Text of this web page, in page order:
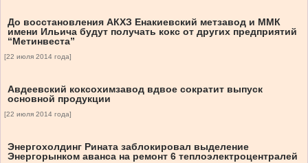
До восстановления АКХЗ Енакиевский метзавод и ММК
имени Ильича будут получать кокс от других предприятий
“Метинвеста”
[22 июля 2014 года]
Авдеевский коксохимзавод вдвое сократит выпуск
основной продукции
[22 июля 2014 года]
Энергохолдинг Рината заблокировал выделение
Энергорынком аванса на ремонт 6 теплоэлектроцентралей